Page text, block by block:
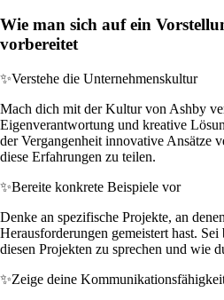
Wie man sich auf ein
vorbereitet
✨Verstehe die Unternehmenskultur
Mach dich mit der Kultur von Ashby
Eigenverantwortung und kreative
der Vergangenheit innovative Ansätze
diese Erfahrungen zu teilen.
✨Bereite konkrete Beispiele vor
Denke an spezifische Projekte, an
Herausforderungen gemeistert hast.
diesen Projekten zu sprechen und wie
✨Zeige deine